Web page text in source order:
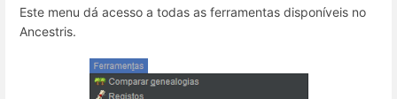
Este menu dá acesso a todas as ferramentas disponíveis no
Ancestris.